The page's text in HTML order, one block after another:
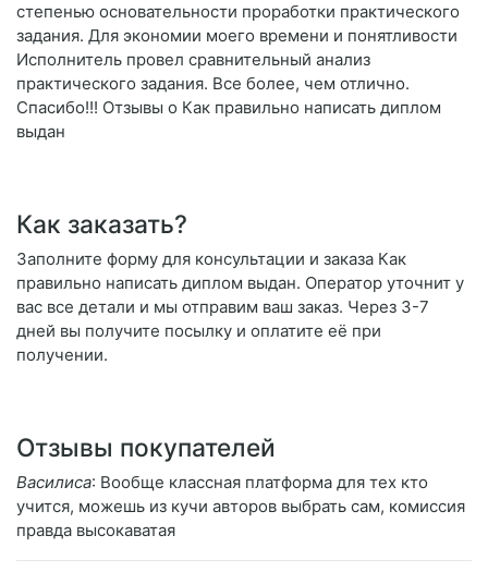
степенью основательности проработки практического
задания. Для экономии моего времени и понятливости
Исполнитель провел сравнительный анализ
практического задания. Все более, чем отлично.
Спасибо!!! Отзывы о Как правильно написать диплом
выдан
Как заказать?
Заполните форму для консультации и заказа Как
правильно написать диплом выдан. Оператор уточнит у
вас все детали и мы отправим ваш заказ. Через 3-7
дней вы получите посылку и оплатите её при
получении.
Отзывы покупателей
Василиса: Вообще классная платформа для тех кто
учится, можешь из кучи авторов выбрать сам, комиссия
правда высокаватая